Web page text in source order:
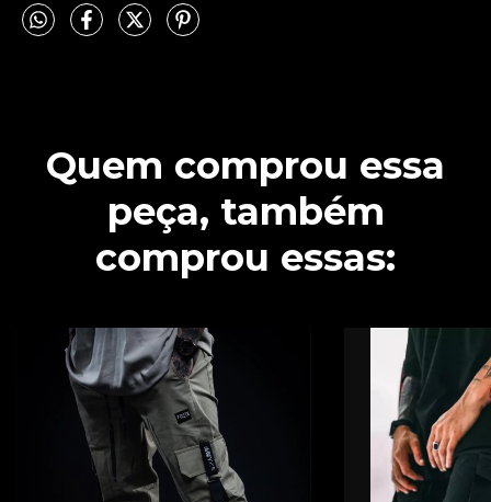
Quem comprou essa
peça, também
comprou essas: